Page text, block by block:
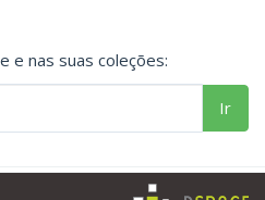
e nas suas coleções:
Ir